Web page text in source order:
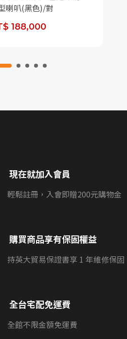
喇叭(黑色)/對
188,000
現在就加入會員
輕鬆註冊，入會即贈200元購物金
購買商品享有保固權益
持英大貿易保證書享 1 年維修保固
全台宅配免運費
全館不限金額免運費